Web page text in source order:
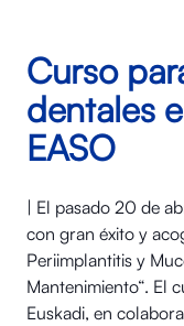
Curso
dentales
EASO
| El pasado 20 de
con gran éxito y
Periimplantitis y
Mantenimiento“. El
Euskadi, en